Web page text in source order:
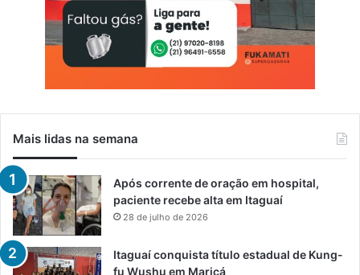
Mais lidas na semana
Após corrente de oração em hospital,
paciente recebe alta em Itaguaí
28 de julho de 2026
Itaguaí conquista título estadual de Kung-
fu Wushu em Maricá